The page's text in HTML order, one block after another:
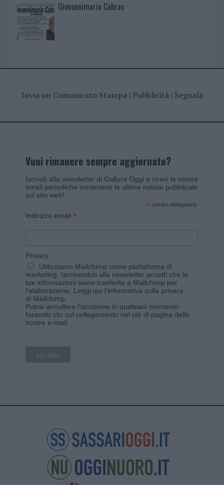
Giovannimaria Cabras
Invia un Comunicato Stampa| Pubblicità| Segnala
Vuoi rimanere sempre aggiornato?
Iscriviti alla newsletter di Gallura Oggi e ricevi le nostre
email periodiche contenenti le ultime notizie pubblicate
sul sito web!
* campo obbligatorio
Indirizzo email *
Privacy
Utilizziamo Mailchimp come piattaforma di
marketing. Iscrivendoti alla newsletter accetti che le
tue informazioni siano trasferite a Mailchimp per
l'elaborazione. Leggi qui l'informativa sulla privacy
di Mailchimp
Potrai annullare l'iscrizione in qualsiasi momento
facendo clic sul collegamento nel piè di pagina delle
nostre e-mail.